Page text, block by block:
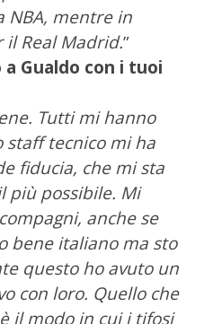
NBA, mentre in
il Real Madrid.”
Gualdo con i tuoi
Tutti mi hanno
staff tecnico mi ha
fiducia, che mi sta
più possibile. Mi
anche se
bene italiano ma sto
questo ho avuto un
con loro. Quello che
il modo in cui i tifosi